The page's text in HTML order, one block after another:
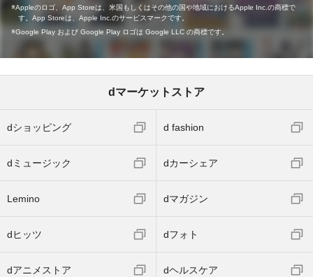
Appleのロゴ、App Storeは、米国もしくはその他の国や地域におけるApple Inc.の商標で
す。App Storeは、Apple Inc.のサービスマークです。
Google Play および Google Play ロゴは Google LLC の商標です。
dマーケットストア
dショッピング d fashion
dミュージック dカーシェア
Lemino dマガジン
dヒッツ dフォト
dアニメストア dヘルスケア